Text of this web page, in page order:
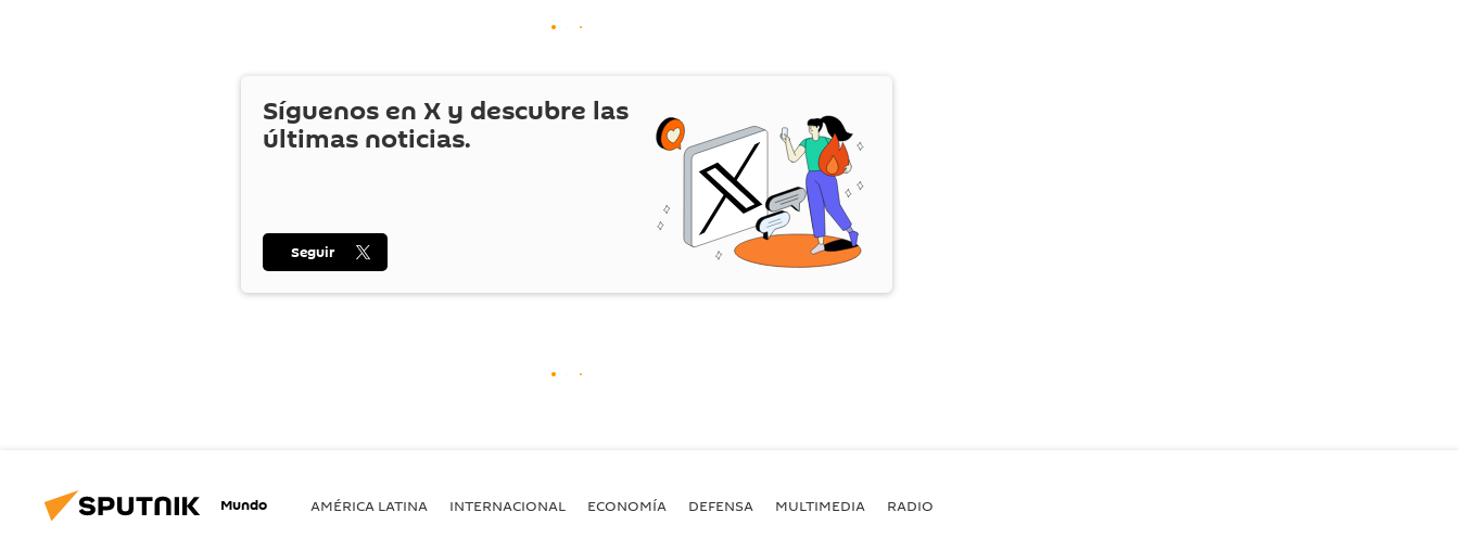
Síguenos en X y descubre las
últimas noticias.
Seguir
Mundo AMÉRICA LATINA INTERNACIONAL ECONOMÍA DEFENSA MULTIMEDIA RADIO